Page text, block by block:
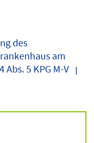
des
am
Abs. 5 KPG M-V
|